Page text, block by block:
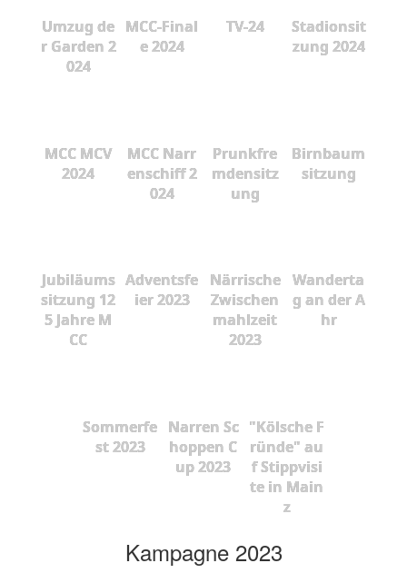
Umzug de
r Garden 2
024
MCC-Final
e 2024
TV-24
Stadionsit
zung 2024
MCC MCV
2024
MCC Narr
enschiff 2
024
Prunkfre
mdensitz
ung
Birnbaum
sitzung
Jubiläums
sitzung 12
5 Jahre M
CC
Adventsfe
ier 2023
Närrische
Zwischen
mahlzeit
2023
Wanderta
g an der A
hr
Sommerfe
st 2023
Narren Sc
hoppen C
up 2023
"Kölsche F
ründe" au
f Stippvisi
te in Main
z
Kampagne 2023